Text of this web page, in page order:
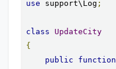
use support\Log ;
class
UpdateCity
{
public
function